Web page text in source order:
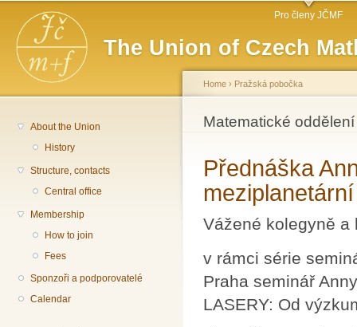
The Union of Czech
Main menu Pro členy JČMF
About the Union
History
Structure, contacts
Central office
Membership
How to join
Fees
Sponzoři a podporovatelé
Calendar
You are here
Home › Pražská pobočka
Matematické
Přednáška
Vážené kolegyně a
v rámci série
Praha seminář
LASERY: Od